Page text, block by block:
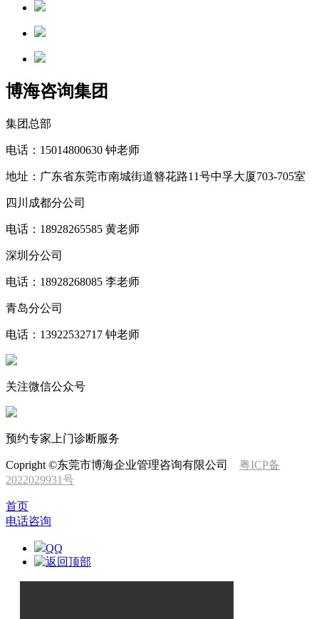
博海咨询集团
集团总部
电话：15014800630 钟老师
地址：广东省东莞市南城街道簪花路11号中孚大厦703-705室
四川成都分公司
电话：18928265585 黄老师
深圳分公司
电话：18928268085 李老师
青岛分公司
电话：13922532717 钟老师
关注微信公众号
预约专家上门诊断服务
Copright ©东莞市博海企业管理咨询有限公司 粤ICP备
2022029931号
首页
电话咨询
QQ